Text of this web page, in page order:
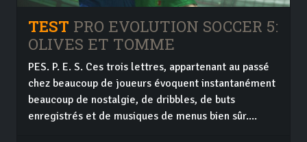
TEST PRO EVOLUTION SOCCER 5:
OLIVES ET TOMME
PES. P. E. S. Ces trois lettres, appartenant au passé
chez beaucoup de joueurs évoquent instantanément
beaucoup de nostalgie, de dribbles, de buts
enregistrés et de musiques de menus bien sûr....